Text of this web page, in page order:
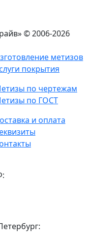
© 2006-2026
метизов
покрытия
по чертежам
по ГОСТ
и оплата